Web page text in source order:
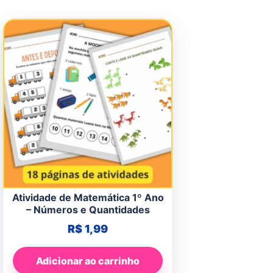
Atividade de Matemática 1º Ano
– Números e Quantidades
R$1,99
Adicionar ao carrinho